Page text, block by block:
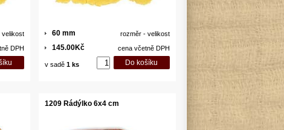
velikost
DPH
rozměr - velikost
60 mm
cena včetně DPH
145.00Kč
v sadě 1 ks
1209 Rádýlko 6x4 cm